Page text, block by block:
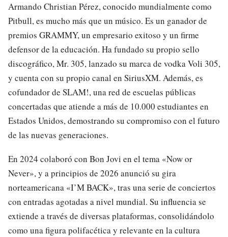
Armando Christian Pérez, conocido mundialmente como
Pitbull, es mucho más que un músico. Es un ganador de
premios GRAMMY, un empresario exitoso y un firme
defensor de la educación. Ha fundado su propio sello
discográfico, Mr. 305, lanzado su marca de vodka Voli 305,
y cuenta con su propio canal en SiriusXM. Además, es
cofundador de SLAM!, una red de escuelas públicas
concertadas que atiende a más de 10.000 estudiantes en
Estados Unidos, demostrando su compromiso con el futuro
de las nuevas generaciones.
En 2024 colaboró con Bon Jovi en el tema «Now or
Never», y a principios de 2026 anunció su gira
norteamericana «I’M BACK», tras una serie de conciertos
con entradas agotadas a nivel mundial. Su influencia se
extiende a través de diversas plataformas, consolidándolo
como una figura polifacética y relevante en la cultura